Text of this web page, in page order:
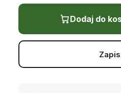
Dodaj do